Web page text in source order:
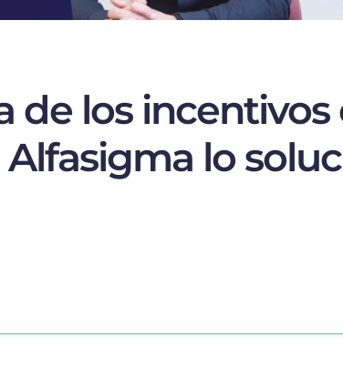
de los incentivos
lo